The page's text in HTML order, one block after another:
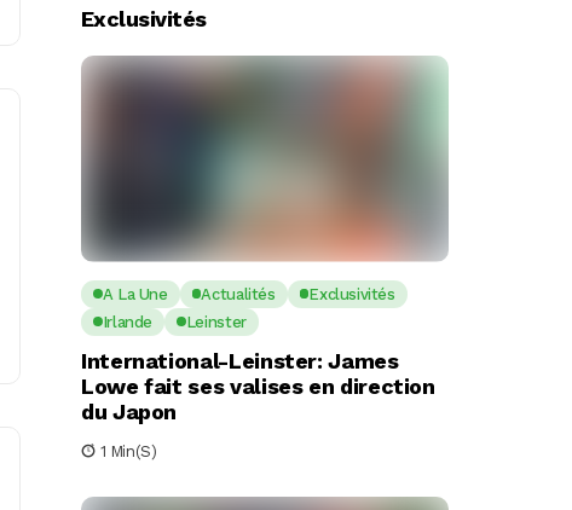
Exclusivités
A La Une Actualités
Exclusivités
Irlande
Leinster
International-Leinster: James
Lowe fait ses valises en direction
du Japon
1 Min(s)